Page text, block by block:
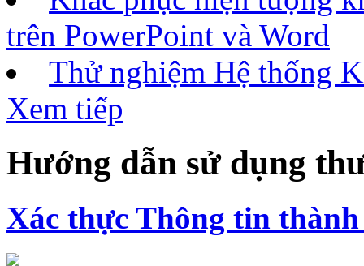
trên PowerPoint và Word
Thử nghiệm Hệ thống
Xem tiếp
Hướng dẫn sử dụng
Xác thực Thông tin